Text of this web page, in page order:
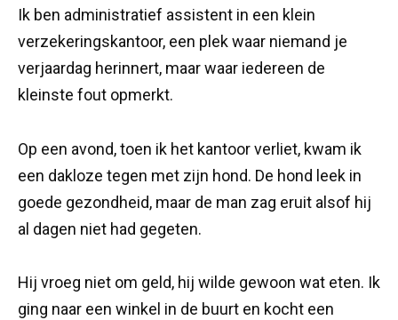
Ik ben administratief assistent in een klein
verzekeringskantoor, een plek waar niemand je
verjaardag herinnert, maar waar iedereen de
kleinste fout opmerkt.
Op een avond, toen ik het kantoor verliet, kwam ik
een dakloze tegen met zijn hond. De hond leek in
goede gezondheid, maar de man zag eruit alsof hij
al dagen niet had gegeten.
Hij vroeg niet om geld, hij wilde gewoon wat eten. Ik
ging naar een winkel in de buurt en kocht een